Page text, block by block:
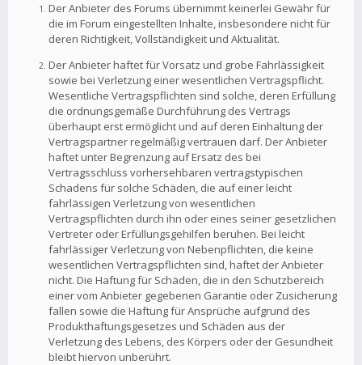
Der Anbieter des Forums übernimmt keinerlei Gewähr für
die im Forum eingestellten Inhalte, insbesondere nicht für
deren Richtigkeit, Vollständigkeit und Aktualität.
Der Anbieter haftet für Vorsatz und grobe Fahrlässigkeit
sowie bei Verletzung einer wesentlichen Vertragspflicht.
Wesentliche Vertragspflichten sind solche, deren Erfüllung
die ordnungsgemäße Durchführung des Vertrags
überhaupt erst ermöglicht und auf deren Einhaltung der
Vertragspartner regelmäßig vertrauen darf. Der Anbieter
haftet unter Begrenzung auf Ersatz des bei
Vertragsschluss vorhersehbaren vertragstypischen
Schadens für solche Schäden, die auf einer leicht
fahrlässigen Verletzung von wesentlichen
Vertragspflichten durch ihn oder eines seiner gesetzlichen
Vertreter oder Erfüllungsgehilfen beruhen. Bei leicht
fahrlässiger Verletzung von Nebenpflichten, die keine
wesentlichen Vertragspflichten sind, haftet der Anbieter
nicht. Die Haftung für Schäden, die in den Schutzbereich
einer vom Anbieter gegebenen Garantie oder Zusicherung
fallen sowie die Haftung für Ansprüche aufgrund des
Produkthaftungsgesetzes und Schäden aus der
Verletzung des Lebens, des Körpers oder der Gesundheit
bleibt hiervon unberührt.